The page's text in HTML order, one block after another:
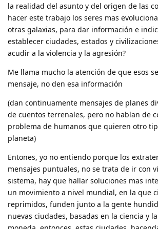
la realidad del asunto y del origen de las
hacer este trabajo los seres mas
otras galaxias, para dar información e
establecer ciudades, estados y
acudir a la violencia y la agresión?
Me llama mucho la atención de que esos
mensaje, no den esa información
(dan continuamente mensajes de planes
de cuentos terrenales, pero no hablan de
problema de humanos que quieren otro
planeta)
Entones, yo no entiendo porque los
mensajes puntuales, no se trata de ir con
sistema, hay que hallar soluciones mas
un movimiento a nivel mundial, en la que
reprimidos, funden junto a la gente
nuevas ciudades, basadas en la ciencia y